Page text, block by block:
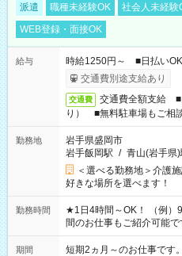
派遣 職種未経験OK 社会人未経験
WEB登録・面接OK
給与
時給1250円～ ■日払いOK
交通費別途支給あり
交通費
交通費全額支給 ■
り） ■無料駐車場もご相
勤務地
岩手県盛岡市
岩手飯岡駅 / 青山(岩手県)
＜選べる勤務地＞介護
好きな場所を選べます！
勤務時間
★1日4時間～OK！ （例）
間のお仕事もご紹介可能
家庭の都合でお休みが必
※週最低15時間以上の勤
期間
短期2ヵ月～のお仕事で